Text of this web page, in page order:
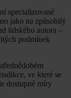
specializované
jako na způsobilý
lidského autora –
podmínek
ve které se
dostupné míry